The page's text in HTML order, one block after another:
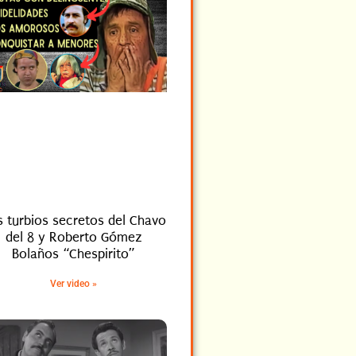
turbios secretos del Chavo
del 8 y Roberto Gómez
Bolaños “Chespirito”
Ver video »